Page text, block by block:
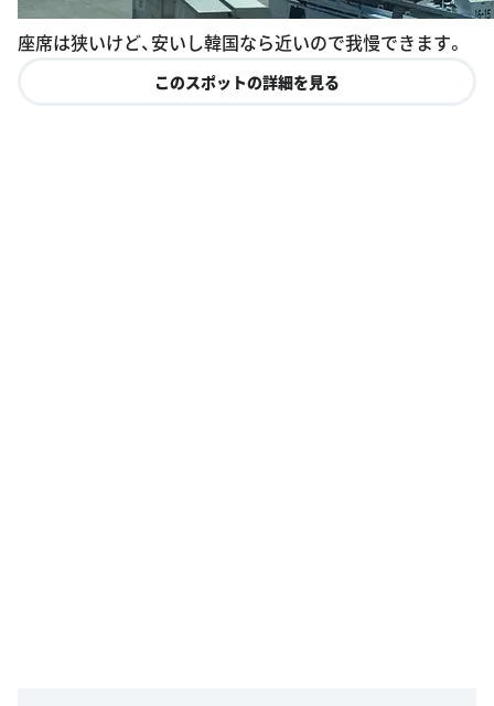
座席は狭いけど、安いし韓国なら近いので我慢できます。
このスポットの詳細を見る